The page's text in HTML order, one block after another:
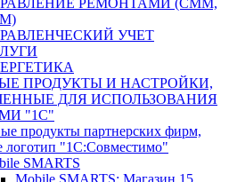
РЕМОНТАМИ (CMM,
УЧЕТ
ПРОДУКТЫ И НАСТРОЙКИ,
ДЛЯ ИСПОЛЬЗОВАНИЯ
"1С"
продукты партнерских фирм,
"1С:Совместимо"
SMARTS
Mobile SMARTS: Магазин 15